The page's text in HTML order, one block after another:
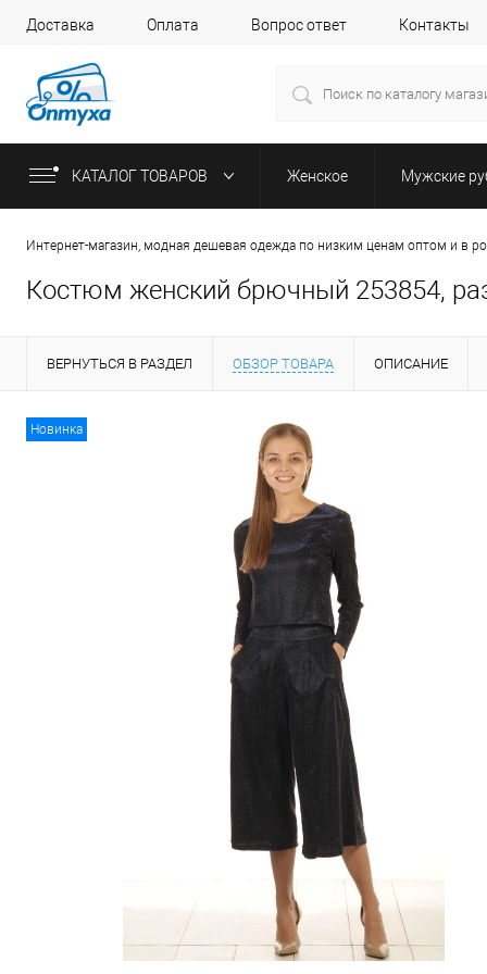
Доставка Оплата Вопрос ответ Контакты
КАТАЛОГ ТОВАРОВ Женское Мужские
Интернет-магазин, модная дешевая одежда по низким ценам оптом и в
Костюм женский брючный 253854,
ВЕРНУТЬСЯ В РАЗДЕЛ ОБЗОР ТОВАРА ОПИСАНИЕ
Новинка